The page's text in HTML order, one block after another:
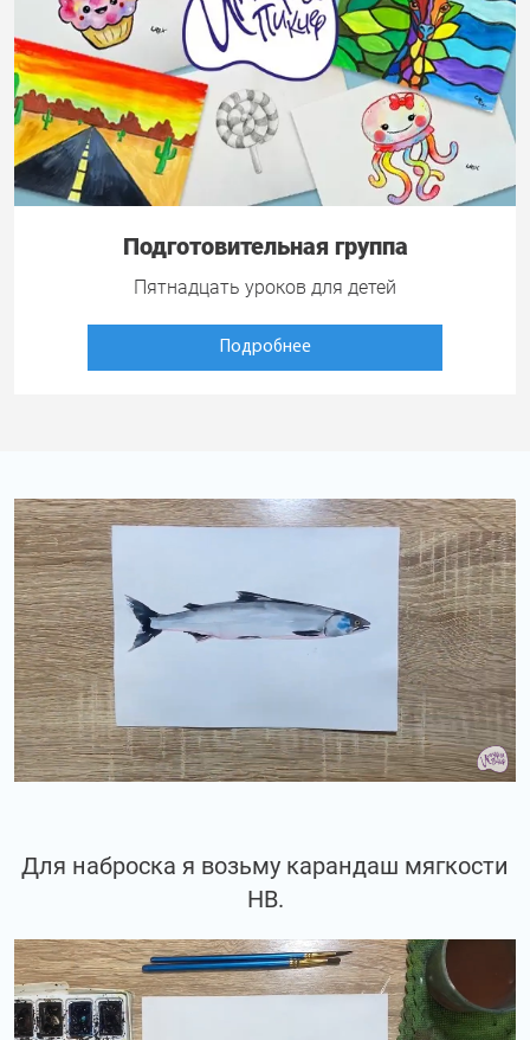
Подготовительная группа
Пятнадцать уроков для детей
Подробнее
Для наброска я возьму карандаш мягкости
НВ.